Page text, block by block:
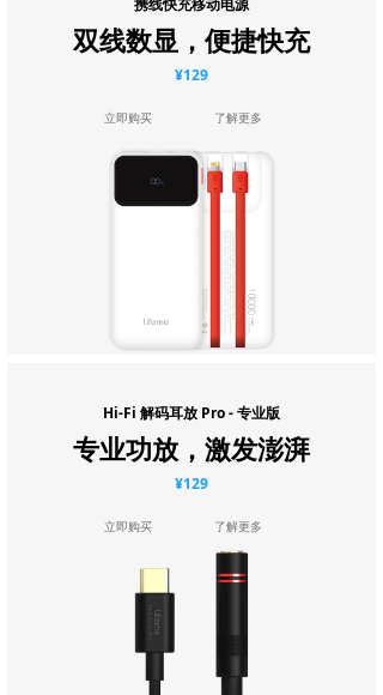
Hi-Fi 解码耳放 Pro - 专业版
专业功放，激发澎湃
¥129
立即购买 了解更多
携线快充移动电源
双线数显，便捷快充
¥129
立即购买 了解更多